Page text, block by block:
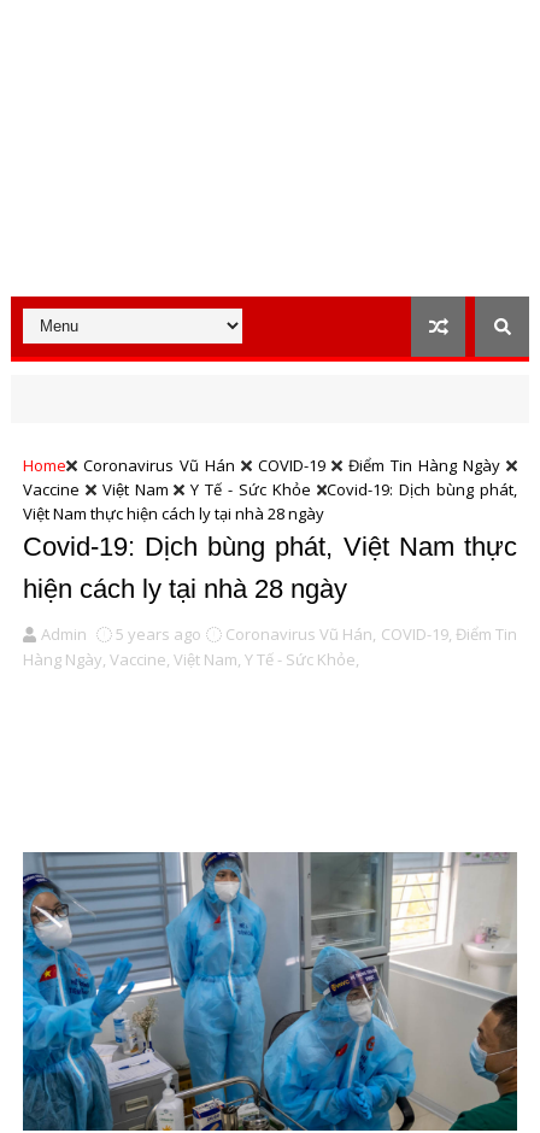
Home Coronavirus Vũ Hán COVID-19
Điểm Tin Hàng Ngày
Vaccine
Việt Nam Y Tế - Sức Khỏe
Covid-19: Dịch bùng phát,
Việt Nam thực hiện cách ly tại nhà 28 ngày
Covid-19: Dịch bùng phát, Việt Nam thực
hiện cách ly tại nhà 28 ngày
Admin 5 years ago Coronavirus Vũ Hán, COVID-19, Điểm Tin
Hàng Ngày, Vaccine, Việt Nam, Y Tế - Sức Khỏe,